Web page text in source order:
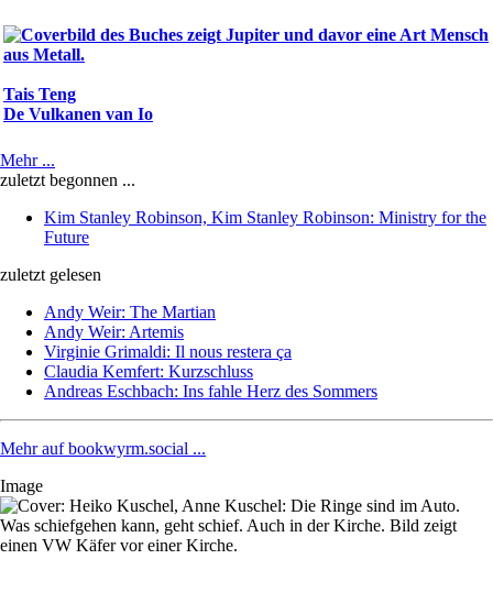
Tais Teng
De Vulkanen van Io
Mehr ...
zuletzt begonnen ...
Kim Stanley Robinson, Kim Stanley Robinson: Ministry for the
Future
zuletzt gelesen
Andy Weir: The Martian
Andy Weir: Artemis
Virginie Grimaldi: Il nous restera ça
Claudia Kemfert: Kurzschluss
Andreas Eschbach: Ins fahle Herz des Sommers
Mehr auf bookwyrm.social ...
Image